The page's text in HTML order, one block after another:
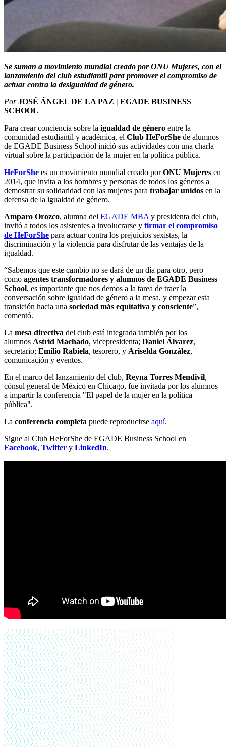
Se suman a movimiento mundial creado por ONU Mujeres, con el
lanzamiento del club estudiantil para promover el compromiso de
actuar contra la desigualdad de género.
Por JOSÉ ÁNGEL DE LA PAZ | EGADE BUSINESS
SCHOOL
Para crear conciencia sobre la igualdad de género entre la
comunidad estudiantil y académica, el Club HeForShe de alumnos
de EGADE Business School inició sus actividades con una charla
virtual sobre la participación de la mujer en la política pública.
HeForShe es un movimiento mundial creado porONU Mujeres en
2014, que invita a los hombres y personas de todos los géneros a
demostrar su solidaridad con las mujeres para trabajar unidos en la
defensa de la igualdad de género.
Amparo Orozco, alumna del EGADE MBAy presidenta del club,
invitó a todos los asistentes a involucrarse y firmar el compromiso
de HeForShe para actuar contra los prejuicios sexistas, la
discriminación y la violencia para disfrutar de las ventajas de la
igualdad.
“Sabemos que este cambio no se dará de un día para otro, pero
como agentes transformadores y alumnos de EGADE Business
School, es importante que nos demos a la tarea de traer la
conversación sobre igualdad de género a la mesa, y empezar esta
transición hacia una sociedad más equitativa y consciente”,
comentó.
La mesa directiva del club está integrada también por los
alumnos Astrid Machado, vicepresidenta; Daniel Álvarez,
secretario; Emilio Rabiela, tesorero, y Ariselda González,
comunicación y eventos.
En el marco del lanzamiento del club, Reyna Torres Mendivil,
cónsul general de México en Chicago, fue invitada por los alumnos
a impartir la conferencia "El papel de la mujer en la política
pública".
La conferencia completa puede reproducirse aquí.
Sigue al Club HeForShe de EGADE Business School en
Facebook, Twitter y LinkedIn.